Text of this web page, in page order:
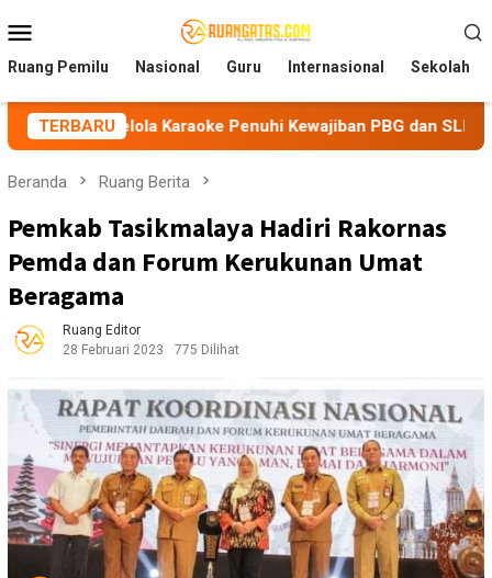
ke
kontenMobile
Ruang Pemilu Nasional Guru Internasional Sekolah
TERBARU
Karaoke Penuhi Kewajiban PBG dan SLF BEM
Beranda Ruang Berita
Pemkab Tasikmalaya Hadiri Rakornas
Pemda dan Forum Kerukunan Umat
Beragama
Ruang Editor
28 Februari 2023
775 Dilihat